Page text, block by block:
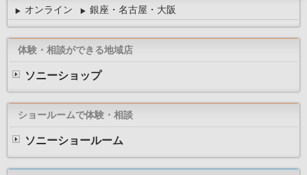
オンライン 銀座・名古屋・大阪
体験・相談ができる地域店
ソニーショップ
ショールームで体験・相談
ソニーショールーム